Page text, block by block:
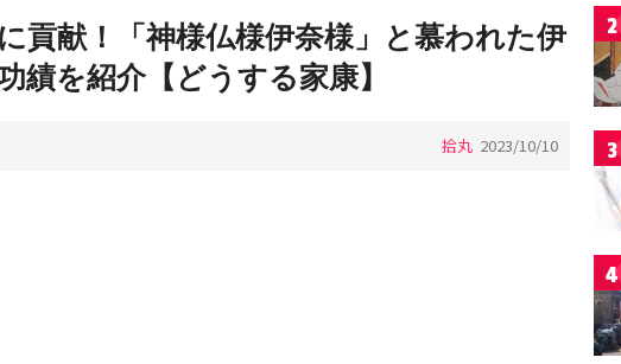
貢献！「神様仏様伊奈様」と慕われた伊
績を紹介【どうする家康】
拾丸 2023/10/10
2
3
4